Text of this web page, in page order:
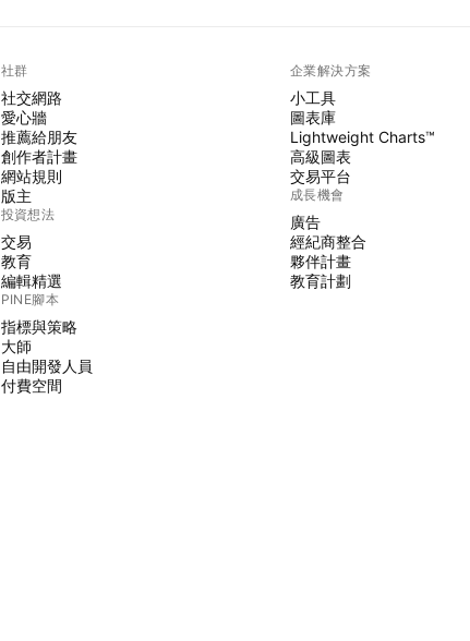
社群
社交網路
愛心牆
推薦給朋友
創作者計畫
網站規則
版主
投資想法
交易
教育
編輯精選
PINE腳本
指標與策略
大師
自由開發人員
付費空間
企業解決方案
小工具
圖表庫
Lightweight Charts™
高級圖表
交易平台
成長機會
廣告
經紀商整合
夥伴計畫
教育計劃